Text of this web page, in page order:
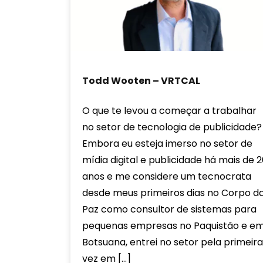
Todd Wooten – VRTCAL
O que te levou a começar a trabalhar
no setor de tecnologia de publicidade?
Embora eu esteja imerso no setor de
mídia digital e publicidade há mais de
anos e me considere um tecnocrata
desde meus primeiros dias no Corpo
Paz como consultor de sistemas para
pequenas empresas no Paquistão e
Botsuana, entrei no setor pela primeira
vez em […]